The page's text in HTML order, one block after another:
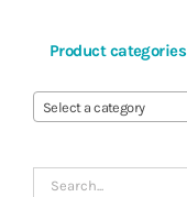
Product categories
Select a category